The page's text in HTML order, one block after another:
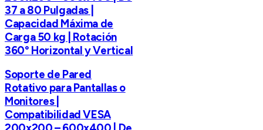
37 a 80 Pulgadas |
Capacidad Máxima de
Carga 50 kg | Rotación
360° Horizontal y Vertical
Soporte de Pared
Rotativo para Pantallas o
Monitores |
Compatibilidad VESA